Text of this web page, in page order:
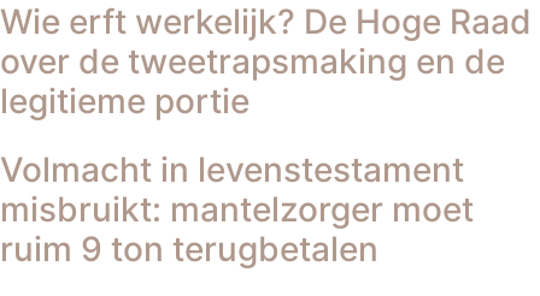
Wie erft werkelijk? De Hoge Raad
over de tweetrapsmaking en de
legitieme portie
Volmacht in levenstestament
misbruikt: mantelzorger moet
ruim 9 ton terugbetalen